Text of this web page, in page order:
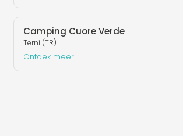
Camping Cuore Verde
Terni (TR)
Ontdek meer